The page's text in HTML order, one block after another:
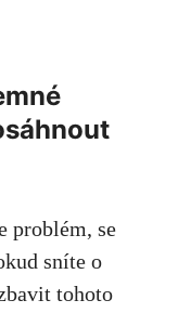
problém, se
sníte o
tohoto